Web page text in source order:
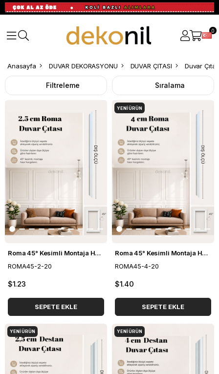
0
Anasayfa DUVAR DEKORASYONU DUVAR ÇITASI Duvar
Filtreleme Sıralama
Roma 45° Kesimli Montaja Hazır Boyanabilir Duvar Çıtası 2,5 cm
ROMA45-2-20
$1.23
SEPETE EKLE
Roma 45° Kesimli Montaja Hazır Boyanabilir Duvar Çıtası 4 cm
ROMA45-4-20
$1.40
SEPETE EKLE
YENI ÜRÜN
YENI ÜRÜN YENI ÜRÜN
Duvar
Çıtası
Paketleri